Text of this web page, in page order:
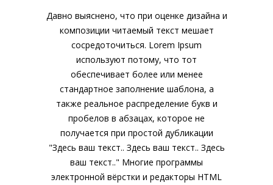
Давно выяснено, что при оценке дизайна и
композиции читаемый текст мешает
сосредоточиться. Lorem Ipsum
используют потому, что тот
обеспечивает более или менее
стандартное заполнение шаблона, а
также реальное распределение букв и
пробелов в абзацах, которое не
получается при простой дубликации
"Здесь ваш текст.. Здесь ваш текст.. Здесь
ваш текст.." Многие программы
электронной вёрстки и редакторы HTML